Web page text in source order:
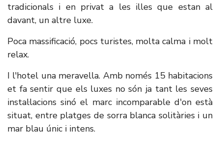
tradicionals i en privat a les illes que estan al
davant, un altre luxe.
Poca massificació, pocs turistes, molta calma i molt
relax.
I l'hotel una meravella. Amb només 15 habitacions
et fa sentir que els luxes no són ja tant les seves
instal·lacions sinó el marc incomparable d'on està
situat, entre platges de sorra blanca solitàries i un
mar blau únic i intens.